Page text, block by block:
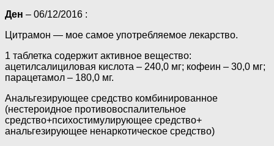
Ден – 06/12/2016 :
Цитрамон — мое самое употребляемое лекарство.
1 таблетка содержит активное вещество:
ацетилсалициловая кислота – 240,0 мг; кофеин – 30,0 мг;
парацетамол – 180,0 мг.
Анальгезирующее средство комбинированное
(нестероидное противовоспалительное
средство+психостимулирующее средство+
анальгезирующее ненаркотическое средство)